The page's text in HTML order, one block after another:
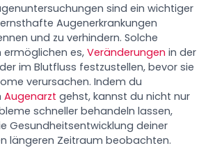
sind ein wichtiger
Augenerkrankungen
und zu verhindern. Solche
ermöglichen es,Veränderungen in der
im Blutfluss festzustellen, bevor sie
verursachen. Indem du
Augenarzt gehst, kannst du nicht nur
schneller behandeln lassen,
Gesundheitsentwicklung deiner
längeren Zeitraum beobachten.